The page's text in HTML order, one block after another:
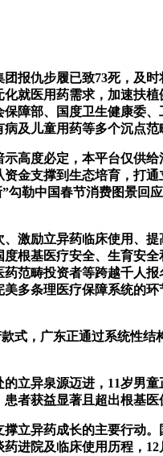
仇步履已致73死，及
就医用药需求，加速扶
障部、国度卫生健康委
及儿童用药等多个沉点范
度必定，本平台仅供给
金支撑到生态培育，打
勒中国春节消费图景回
励立异药临床使用、提
根基医疗安全、生育安
范畴投资者等跨越千人
多条理医疗保障系统的
，广东正通过系统性结
异泉源迈进，11岁男
获益显著且超出根基
异药成长的主要行动。
进院及临床使用历程，